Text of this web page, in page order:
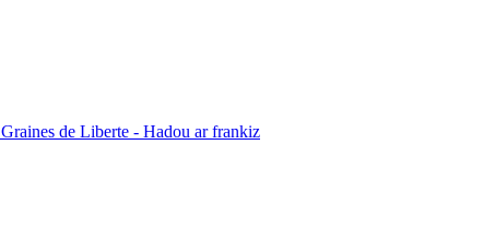
Graines de Liberte - Hadou ar frankiz